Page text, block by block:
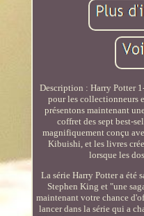
Description : Harry Potter
pour les collectionneurs
présentons maintenant
coffret des sept best-
magnifiquement conçu
Kibuishi, et les livres
lorsque les
La série Harry Potter a été
Stephen King et "une
maintenant votre chance
lancer dans la série qui a